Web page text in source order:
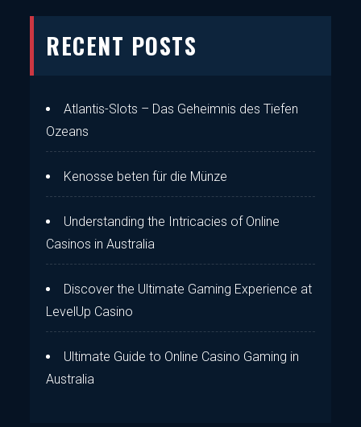
RECENT POSTS
Atlantis-Slots – Das Geheimnis des Tiefen
Ozeans
Kenosse beten für die Münze
Understanding the Intricacies of Online
Casinos in Australia
Discover the Ultimate Gaming Experience at
LevelUp Casino
Ultimate Guide to Online Casino Gaming in
Australia